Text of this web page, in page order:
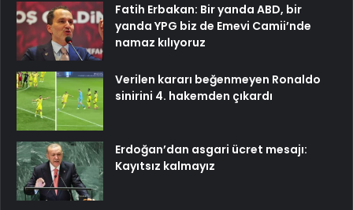
Fatih Erbakan: Bir yanda ABD, bir
yanda YPG biz de Emevi Camii’nde
namaz kılıyoruz
Verilen kararı beğenmeyen Ronaldo
sinirini 4. hakemden çıkardı
Erdoğan’dan asgari ücret mesajı:
Kayıtsız kalmayız